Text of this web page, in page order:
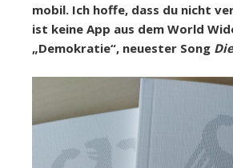
mobil. Ich hoffe, dass du nicht
ist keine App aus dem World
„Demokratie“, neuester Song